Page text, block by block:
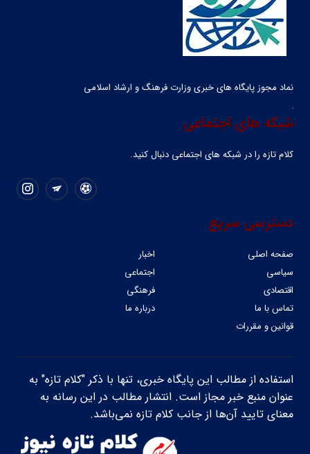
نماد مجوز پایگاه های خبری وزارت فرهنگ و ارشاد اسلامی
شبکه های اجتماعی
کلام تازه را در شبکه ‌های اجتماعی دنبال کنید.
دسترسی سریع
صفحه اصلی
اخبار
سیاسی
اجتماعی
اقتصادی
فرهنگی
تماس با ما
درباره ما
قوانین و مقررات
استفاده از مطالب این پایگاه خبری، تنها با ذکر "کلام تازه" به
عنوان منبع خبر مجاز است. انتشار مطالب در این رسانه به
معنای تایید آن‌ها از جانب کلام تازه نمی‌باشد.